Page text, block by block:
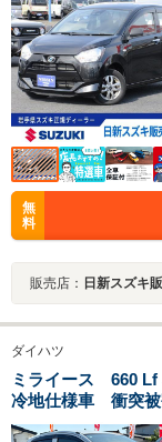
無
料
販売店： 日新スズキ
ダイハツ
ミライース 660
冷地仕様車 衝突
ップ 横滑り防止